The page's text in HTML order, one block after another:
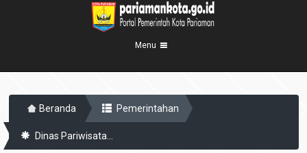
Menu
Profil Kota
Beranda Pemerintahan
Dinas Pariwisata...